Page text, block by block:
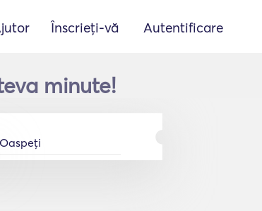
Înscrieți-vă Autentificare
minute!
Oaspeți